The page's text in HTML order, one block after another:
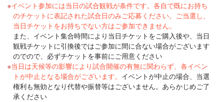
イベント参加には当日の試合観戦が条件です。各自で既にお持ち
のチケットに表記された試合日のみご応募ください。ご当選し、
当日チケットをお持ちでない方はご参加できません。
また、イベント集合時間により当日チケットをご購入後や、当日
観戦チケットに引換後ではご参加に間に合ない場合がございます
のでので、必ずチケットを事前にご用意ください
当日は天候等の影響により試合開催の有無に関わらず、各イベン
トが中止となる場合がございます。 イベントが中止の場合、当選
権利も無効となり代替や振替等はございません。あらかじめご了
承ください